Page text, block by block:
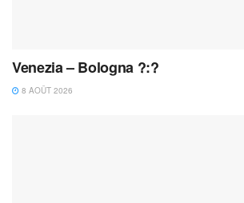
Venezia – Bologna ?:?
8 AOÛT 2026